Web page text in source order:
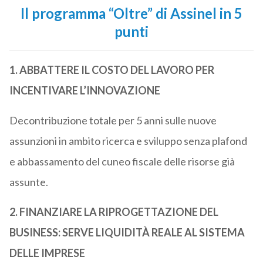
Il programma “Oltre” di Assinel in 5
punti
1. ABBATTERE IL COSTO DEL LAVORO PER
INCENTIVARE L’INNOVAZIONE
Decontribuzione totale per 5 anni sulle nuove
assunzioni in ambito ricerca e sviluppo senza plafond
e abbassamento del cuneo fiscale delle risorse già
assunte.
2. FINANZIARE LA RIPROGETTAZIONE DEL
BUSINESS: SERVE LIQUIDITÀ REALE AL SISTEMA
DELLE IMPRESE